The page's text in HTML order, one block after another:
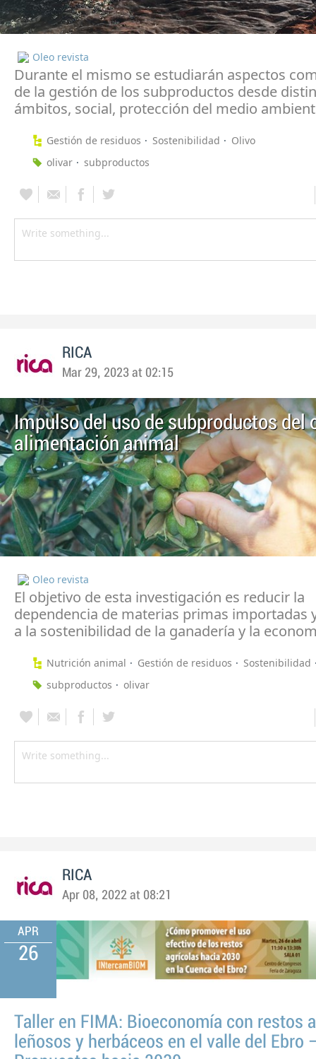
Oleo revista
Durante el mismo se estudiarán aspectos
de la gestión de los subproductos desde
ámbitos, social, protección del medio
Gestión de residuos Sostenibilidad
Olivo
olivar
subproductos
RICA
Mar 29, 2023 at 02:15
Impulso del uso de subproductos del
alimentación animal
Oleo revista
El objetivo de esta investigación es reducir la
dependencia de materias primas importadas
a la sostenibilidad de la ganadería y la
Nutrición animal Gestión de residuos
Sostenibilidad
subproductos
olivar
RICA
Apr 08, 2022 at 08:21
APR
26
Taller en FIMA: Bioeconomía con restos
leñosos y herbáceos en el valle del Ebro